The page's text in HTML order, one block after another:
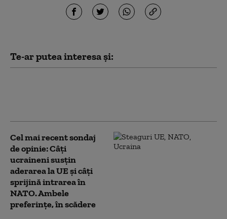
Te-ar putea interesa și:
Cel mai recent sondaj
de opinie: Câți
ucraineni susțin
aderarea la UE și câți
sprijină intrarea în
NATO. Ambele
preferințe, în scădere